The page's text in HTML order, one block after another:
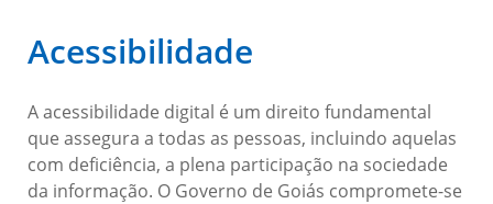
Acessibilidade
A acessibilidade digital é um direito fundamental
que assegura a todas as pessoas, incluindo aquelas
com deficiência, a plena participação na sociedade
da informação. O Governo de Goiás compromete-se